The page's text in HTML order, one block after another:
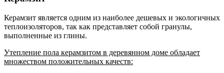
Керамзит является одним из наиболее дешевых и экологичных
теплоизоляторов, так как представляет собой гранулы,
выполненные из глины.
Утепление пола керамзитом в деревянном доме обладает
множеством положительных качеств: